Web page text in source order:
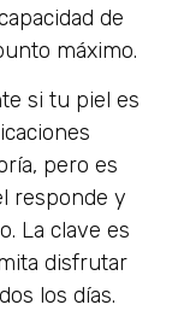
de
máximo.
si tu piel es
pero es
responde y
La clave es
disfrutar
los días.